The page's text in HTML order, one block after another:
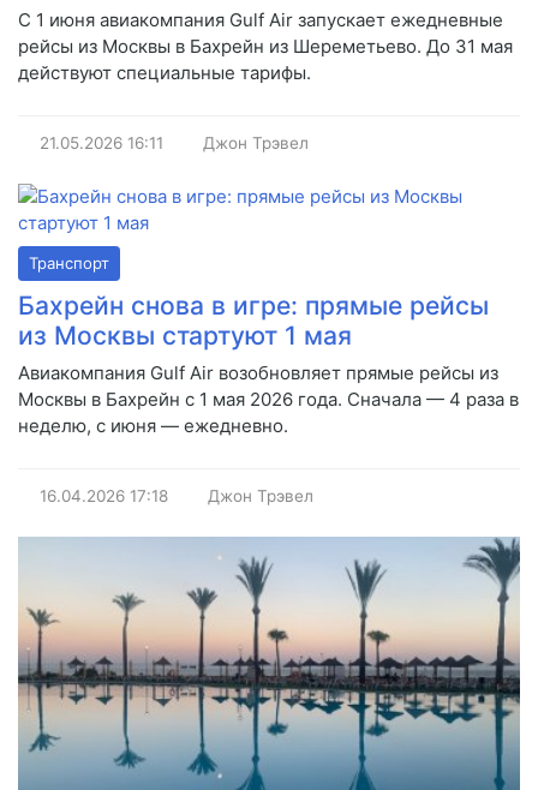
С 1 июня авиакомпания Gulf Air запускает ежедневные
рейсы из Москвы в Бахрейн из Шереметьево. До 31 мая
действуют специальные тарифы.
21.05.2026 16:11 Джон Трэвел
Транспорт
Бахрейн снова в игре: прямые рейсы
из Москвы стартуют 1 мая
Авиакомпания Gulf Air возобновляет прямые рейсы из
Москвы в Бахрейн с 1 мая 2026 года. Сначала — 4 раза в
неделю, с июня — ежедневно.
16.04.2026 17:18 Джон Трэвел